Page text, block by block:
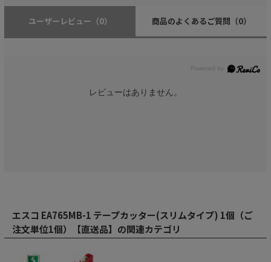
ユーザーレビュー （0） 商品のよくあるご質問 （0）
レビューはありません。
エスコ EA765MB-1 テープカッター(スリムタイプ) 1個（ご
注文単位1個）【直送品】の関連カテゴリ